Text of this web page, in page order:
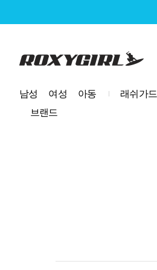
로고
남성 여성 아동 래쉬가드
브랜드